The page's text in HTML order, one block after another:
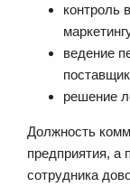
контроль
ведение
решение
Должность
предприятия, а
сотрудника